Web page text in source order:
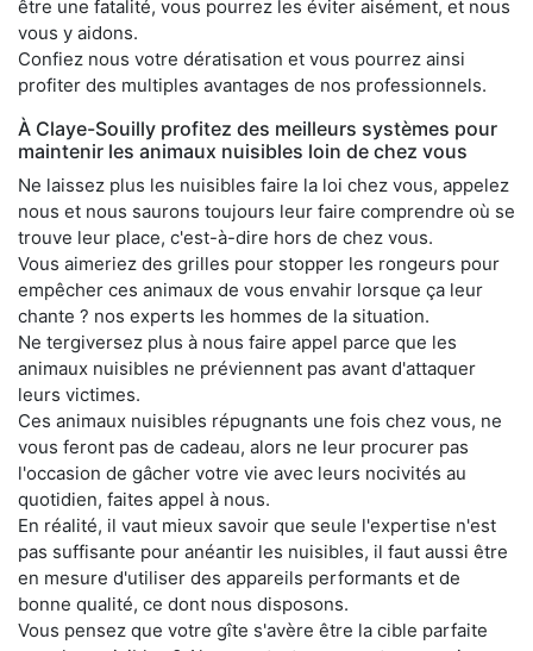
être une fatalité, vous pourrez les éviter aisément, et nous
vous y aidons.
Confiez nous votre dératisation et vous pourrez ainsi
profiter des multiples avantages de nos professionnels.
À Claye-Souilly profitez des meilleurs systèmes pour
maintenir les animaux nuisibles loin de chez vous
Ne laissez plus les nuisibles faire la loi chez vous, appelez
nous et nous saurons toujours leur faire comprendre où se
trouve leur place, c'est-à-dire hors de chez vous.
Vous aimeriez des grilles pour stopper les rongeurs pour
empêcher ces animaux de vous envahir lorsque ça leur
chante ? nos experts les hommes de la situation.
Ne tergiversez plus à nous faire appel parce que les
animaux nuisibles ne préviennent pas avant d'attaquer
leurs victimes.
Ces animaux nuisibles répugnants une fois chez vous, ne
vous feront pas de cadeau, alors ne leur procurer pas
l'occasion de gâcher votre vie avec leurs nocivités au
quotidien, faites appel à nous.
En réalité, il vaut mieux savoir que seule l'expertise n'est
pas suffisante pour anéantir les nuisibles, il faut aussi être
en mesure d'utiliser des appareils performants et de
bonne qualité, ce dont nous disposons.
Vous pensez que votre gîte s'avère être la cible parfaite